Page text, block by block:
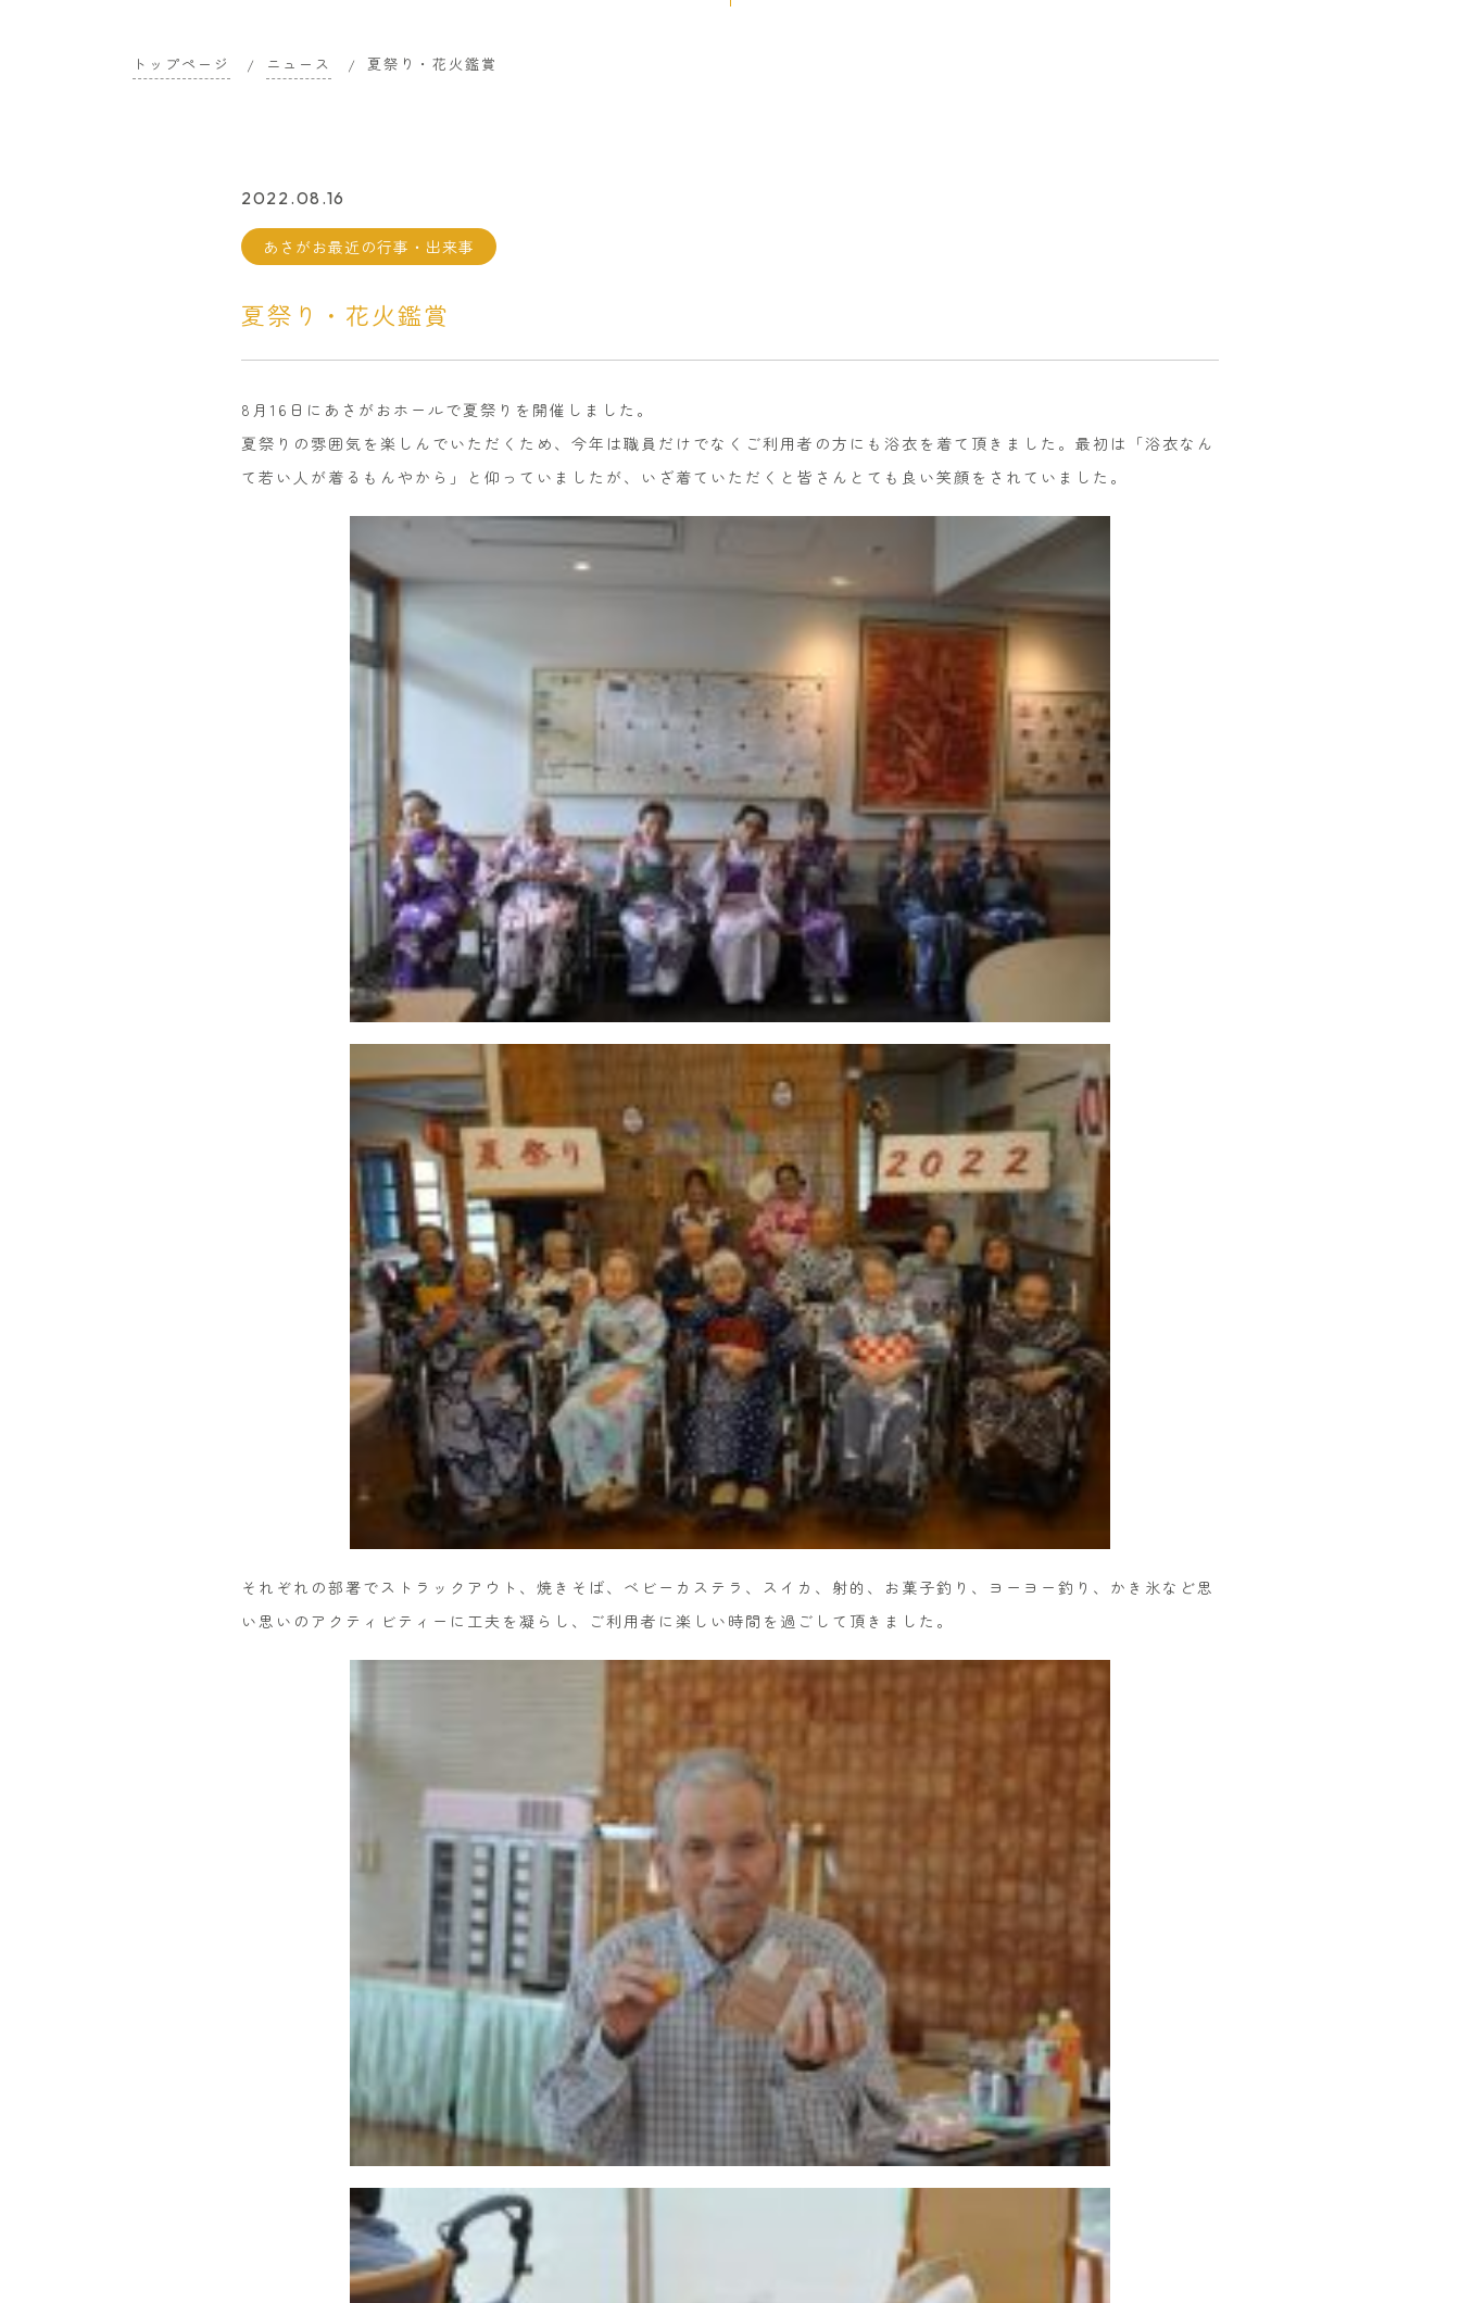
トップページ ニュース 夏祭り・花火鑑賞
2022.08.16
あさがお最近の行事・出来事
夏祭り・花火鑑賞
8月16日にあさがおホールで夏祭りを開催しました。
夏祭りの雰囲気を楽しんでいただくため、今年は職員だけでなくご利用者の方にも浴衣を着て頂きました。最初は「浴衣なん
て若い人が着るもんやから」と仰っていましたが、いざ着ていただくと皆さんとても良い笑顔をされていました。
それぞれの部署でストラックアウト、焼きそば、ベビーカステラ、スイカ、射的、お菓子釣り、ヨーヨー釣り、かき氷など思
い思いのアクティビティーに工夫を凝らし、ご利用者に楽しい時間を過ごして頂きました。